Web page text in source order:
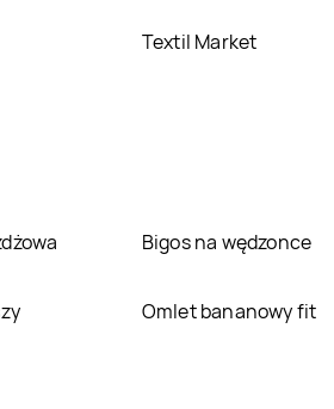
Textil Market
Bigos na wędzonce
Omlet bananowy fit